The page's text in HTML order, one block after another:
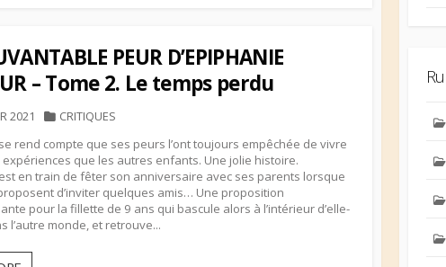
2
Maudit
Graal
PEUR D’EPIPHANIE
– Tome 2. Le temps perdu
2021 CATEGORIES
CRITIQUES
rend compte que ses peurs l’ont toujours empêchée de vivre
expériences que les autres enfants. Une jolie histoire.
en train de fêter son anniversaire avec ses parents lorsque
d’inviter quelques amis… Une proposition
pour la fillette de 9 ans qui bascule alors à l’intérieur d’elle-
l’autre monde, et retrouve...